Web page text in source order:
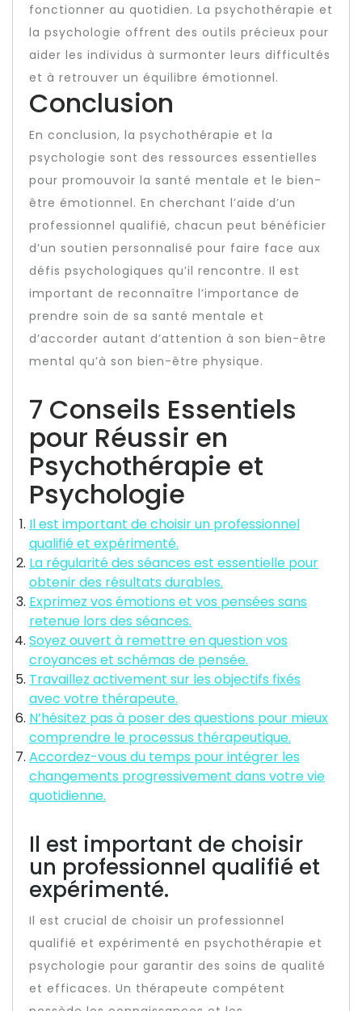
fonctionner au quotidien. La psychothérapie et
la psychologie offrent des outils précieux pour
aider les individus à surmonter leurs difficultés
et à retrouver un équilibre émotionnel.
Conclusion
En conclusion, la psychothérapie et la
psychologie sont des ressources essentielles
pour promouvoir la santé mentale et le bien-
être émotionnel. En cherchant l’aide d’un
professionnel qualifié, chacun peut bénéficier
d’un soutien personnalisé pour faire face aux
défis psychologiques qu’il rencontre. Il est
important de reconnaître l’importance de
prendre soin de sa santé mentale et
d’accorder autant d’attention à son bien-être
mental qu’à son bien-être physique.
7 Conseils Essentiels
pour Réussir en
Psychothérapie et
Psychologie
Il est important de choisir un professionnel
qualifié et expérimenté.
La régularité des séances est essentielle pour
obtenir des résultats durables.
Exprimez vos émotions et vos pensées sans
retenue lors des séances.
Soyez ouvert à remettre en question vos
croyances et schémas de pensée.
Travaillez activement sur les objectifs fixés
avec votre thérapeute.
N’hésitez pas à poser des questions pour mieux
comprendre le processus thérapeutique.
Accordez-vous du temps pour intégrer les
changements progressivement dans votre vie
quotidienne.
Il est important de choisir
un professionnel qualifié et
expérimenté.
Il est crucial de choisir un professionnel
qualifié et expérimenté en psychothérapie et
psychologie pour garantir des soins de qualité
et efficaces. Un thérapeute compétent